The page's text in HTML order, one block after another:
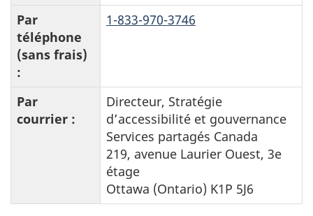
Par
téléphone
(sans frais)
:
1-833-970-3746
Par
courrier :
Directeur, Stratégie
d’accessibilité et gouvernance
Services partagés Canada
219, avenue Laurier Ouest, 3e
étage
Ottawa (Ontario) K1P 5J6